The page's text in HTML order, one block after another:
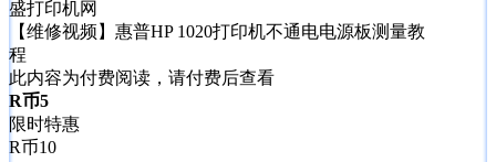
【维修视频】惠普HP 1020打印机不通电电源板测量教
程
此内容为付费阅读，请付费后查看
R币5
限时特惠
R币10